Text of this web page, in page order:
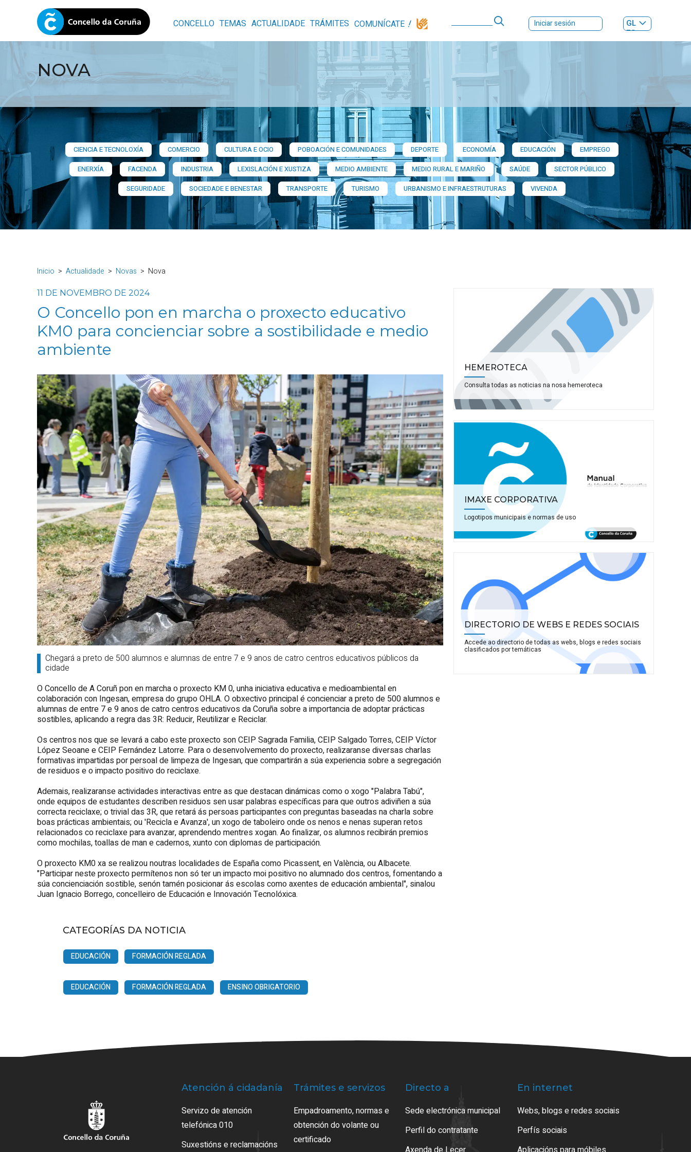
CONCELLO TEMAS ACTUALIDADE TRÁMITES COMUNÍCATE Iniciar sesión
GL
ES|
NOVA
CIENCIA E TECNOLOXÍA COMERCIO CULTURA E OCIO POBOACIÓN E COMUNIDADES DEPORTE ECONOMÍA EDUCACIÓN
EMPREGO
ENERXÍA
FACENDA INDUSTRIA LEXISLACIÓN E XUSTIZA MEDIO AMBIENTE MEDIO RURAL E MARIÑO SAÚDE
SECTOR PÚBLICO
SEGURIDADE
SOCIEDADE E BENESTAR TRANSPORTE TURISMO URBANISMO E INFRAESTRUTURAS VIVENDA
Inicio Actualidade Novas Nova
11 DE NOVEMBRO DE 2024
O Concello pon en marcha o proxecto educativo
KM0 para concienciar sobre a sostibilidade e medio
ambiente
Chegará a preto de 500 alumnos e alumnas de entre 7 e 9 anos de catro centros educativos públicos da
cidade
O Concello de A Coruñ pon en marcha o proxecto KM 0, unha iniciativa educativa e medioambiental en
colaboración con Ingesan, empresa do grupo OHLA. O obxectivo principal é concienciar a preto de 500 alumnos e
alumnas de entre 7 e 9 anos de catro centros educativos da Coruña sobre a importancia de adoptar prácticas
sostibles, aplicando a regra das 3R: Reducir, Reutilizar e Reciclar.
Os centros nos que se levará a cabo este proxecto son CEIP Sagrada Familia, CEIP Salgado Torres, CEIP Víctor
López Seoane e CEIP Fernández Latorre. Para o desenvolvemento do proxecto, realizaranse diversas charlas
formativas impartidas por persoal de limpeza de Ingesan, que compartirán a súa experiencia sobre a segregación
de residuos e o impacto positivo do reciclaxe.
Ademais, realizaranse actividades interactivas entre as que destacan dinámicas como o xogo "Palabra Tabú",
onde equipos de estudantes describen residuos sen usar palabras específicas para que outros adiviñen a súa
correcta reciclaxe; o trivial das 3R, que retará ás persoas participantes con preguntas baseadas na charla sobre
boas prácticas ambientais; ou 'Recicla e Avanza', un xogo de taboleiro onde os nenos e nenas superan retos
relacionados co reciclaxe para avanzar, aprendendo mentres xogan. Ao finalizar, os alumnos recibirán premios
como mochilas, toallas de man e cadernos, xunto con diplomas de participación.
O proxecto KM0 xa se realizou noutras localidades de España como Picassent, en València, ou Albacete.
"Participar neste proxecto permítenos non só ter un impacto moi positivo no alumnado dos centros, fomentando a
súa concienciación sostible, senón tamén posicionar ás escolas como axentes de educación ambiental", sinalou
Juan Ignacio Borrego, concelleiro de Educación e Innovación Tecnolóxica.
CATEGORÍAS DA NOTICIA
EDUCACIÓN FORMACIÓN REGLADA
EDUCACIÓN FORMACIÓN REGLADA ENSINO OBRIGATORIO
HEMEROTECA
Consulta todas as noticias na nosa hemeroteca
IMAXE CORPORATIVA
Logotipos municipais e normas de uso
DIRECTORIO DE WEBS E REDES SOCIAIS
Accede ao directorio de todas as webs, blogs e redes sociais
clasificados por temáticas
Atención á cidadanía
Servizo de atención
telefónica 010
Suxestións e reclamacións
Trámites e servizos
Empadroamento, normas e
obtención do volante ou
certificado
Directo a
Sede electrónica municipal
Perfil do contratante
En internet
Webs, blogs e redes sociais
Perfís sociais